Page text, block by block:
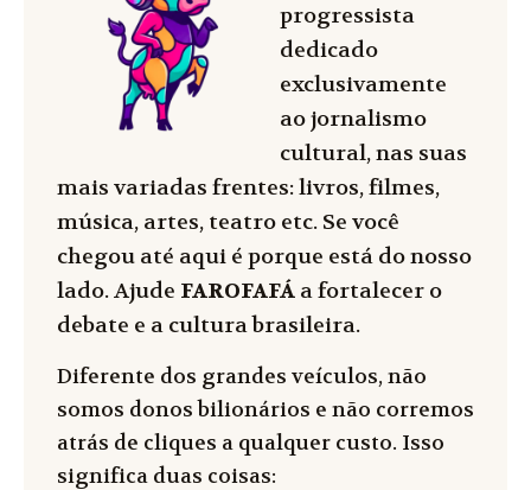
progressista
dedicado
exclusivamente
ao jornalismo
cultural, nas suas
mais variadas frentes: livros, filmes,
música, artes, teatro etc. Se você
chegou até aqui é porque está do nosso
lado. Ajude FAROFAFÁ a fortalecer o
debate e a cultura brasileira.
Diferente dos grandes veículos, não
somos donos bilionários e não corremos
atrás de cliques a qualquer custo. Isso
significa duas coisas: